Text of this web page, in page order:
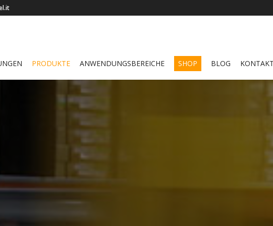
PRODUKTE ANWENDUNGSBEREICHE SHOP BLOG